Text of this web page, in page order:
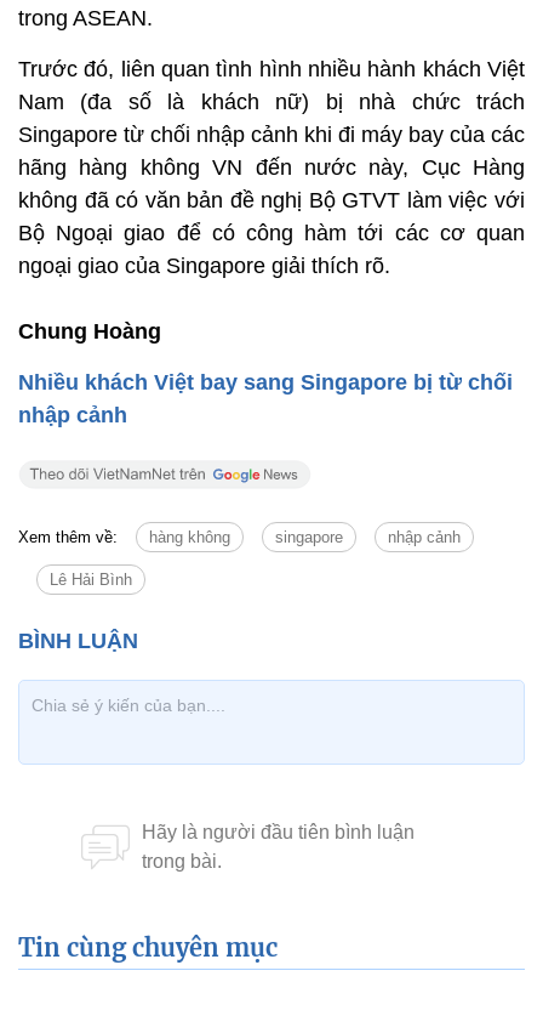
trong ASEAN.
Trước đó, liên quan tình hình nhiều hành khách Việt
Nam (đa số là khách nữ) bị nhà chức trách
Singapore từ chối nhập cảnh khi đi máy bay của các
hãng hàng không VN đến nước này, Cục Hàng
không đã có văn bản đề nghị Bộ GTVT làm việc với
Bộ Ngoại giao để có công hàm tới các cơ quan
ngoại giao của Singapore giải thích rõ.
Chung Hoàng
Nhiều khách Việt bay sang Singapore bị từ chối
nhập cảnh
Xem thêm về: hàng không singapore nhập cảnh
Lê Hải Bình
Tin cùng chuyên mục